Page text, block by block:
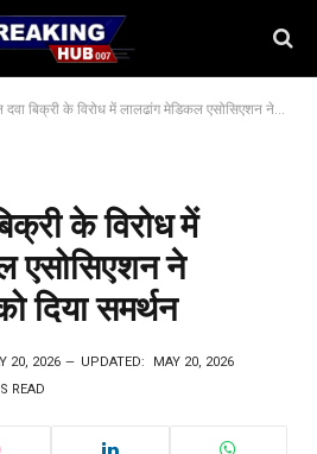
के विरोध में लालढांग मेडिकल एसोसिएशन ने राष्ट्रव्यापी बंद को दिया समर्थन
के विरोध में
एसोसिएशन ने
दिया समर्थन
20, 2026 UPDATED:
MAY 20, 2026
READ